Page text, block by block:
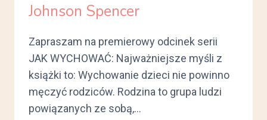
Johnson Spencer
Zapraszam na premierowy odcinek serii
JAK WYCHOWAĆ: Najważniejsze myśli z
książki to: Wychowanie dzieci nie powinno
męczyć rodziców. Rodzina to grupa ludzi
powiązanych ze sobą,…